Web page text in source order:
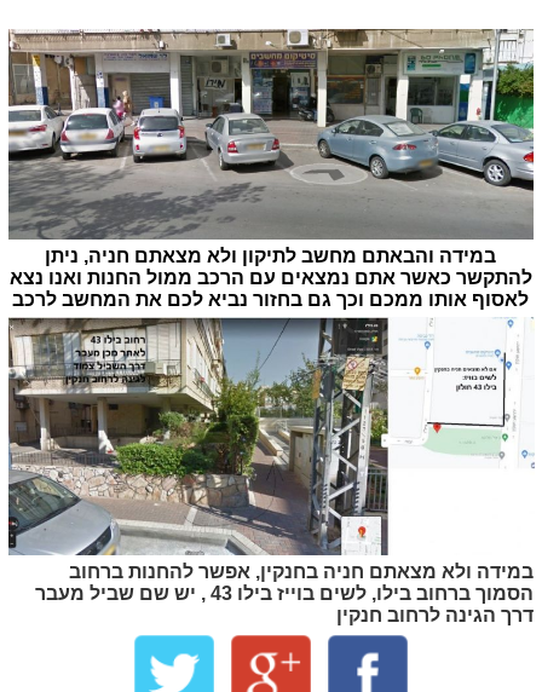
במידה והבאתם מחשב לתיקון ולא מצאתם חניה, ניתן
להתקשר כאשר אתם נמצאים עם הרכב ממול החנות ואנו נצא
לאסוף אותו ממכם וכך גם בחזור נביא לכם את המחשב לרכב
במידה ולא מצאתם חניה בחנקין, אפשר להחנות ברחוב
הסמוך ברחוב בילו, לשים בוייז בילו 43 , יש שם שביל מעבר
דרך הגינה לרחוב חנקין